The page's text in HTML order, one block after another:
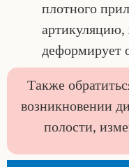
плотного
деформирует
Также
возникновении
полости,